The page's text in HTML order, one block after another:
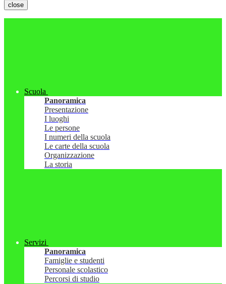
close
Scuola
Panoramica
Presentazione
I luoghi
Le persone
I numeri della scuola
Le carte della scuola
Organizzazione
La storia
Servizi
Panoramica
Famiglie e studenti
Personale scolastico
Percorsi di studio